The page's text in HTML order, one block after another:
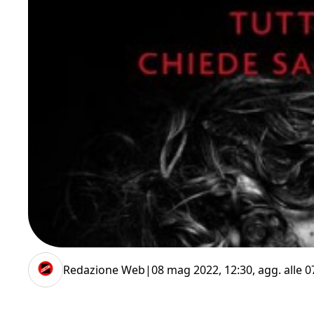
Redazione Web|08 mag 2022, 12:30, agg. alle